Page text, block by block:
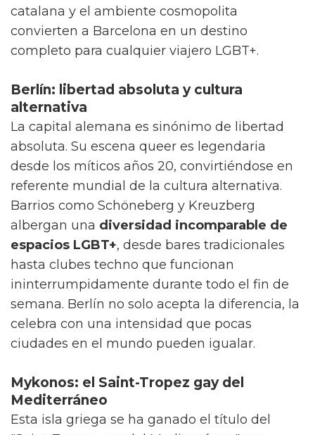
catalana y el ambiente cosmopolita
convierten a Barcelona en un destino
completo para cualquier viajero LGBT+.
Berlín: libertad absoluta y cultura
alternativa
La capital alemana es sinónimo de libertad
absoluta. Su escena queer es legendaria
desde los míticos años 20, convirtiéndose en
referente mundial de la cultura alternativa.
Barrios como Schöneberg y Kreuzberg
albergan una diversidad incomparable de
espacios LGBT+, desde bares tradicionales
hasta clubes techno que funcionan
ininterrumpidamente durante todo el fin de
semana. Berlín no solo acepta la diferencia, la
celebra con una intensidad que pocas
ciudades en el mundo pueden igualar.
Mykonos: el Saint-Tropez gay del
Mediterráneo
Esta isla griega se ha ganado el título del